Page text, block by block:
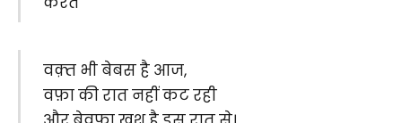
वक़्त भी बेबस है आज,
वफ़ा की रात नहीं कट रही